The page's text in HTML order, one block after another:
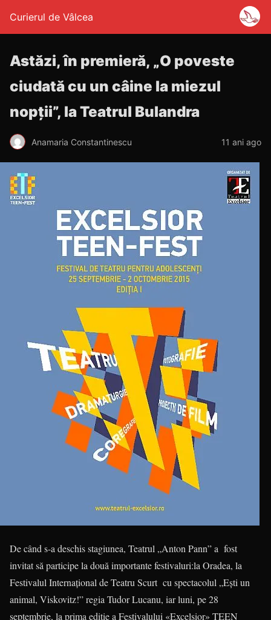
Curierul de Vâlcea
Astăzi, în premieră, „O poveste
ciudată cu un câine la miezul
nopții”, la Teatrul Bulandra
Anamaria Constantinescu 11 ani ago
De când s-a deschis stagiunea, Teatrul „Anton Pann” a fost
invitat să participe la două importante festivaluri:la Oradea, la
Festivalul Internațional de Teatru Scurt cu spectacolul „Eşti un
animal, Viskovitz!” regia Tudor Lucanu, iar luni, pe 28
septembrie, la prima ediţie a Festivalului «Excelsior» TEEN